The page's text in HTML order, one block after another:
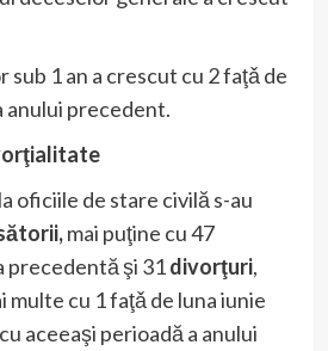
sub 1 an a crescut cu 2 faţǎ de
anului precedent.
oficiile de stare civilă s-au
mai puţine cu 47
precedentă şi 31divorţuri,
cu 1 faţǎ de luna iunie
aceeaşi perioadă a anului